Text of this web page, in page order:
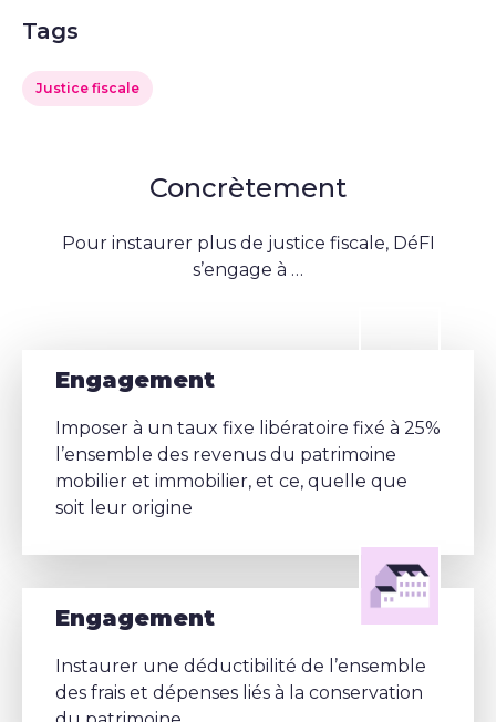
Tags
Justice fiscale
Concrètement
Pour instaurer plus de justice fiscale, DéFI
s’engage à …
Engagement
Imposer à un taux fixe libératoire fixé à 25%
l’ensemble des revenus du patrimoine
mobilier et immobilier, et ce, quelle que
soit leur origine
Engagement
Instaurer une déductibilité de l’ensemble
des frais et dépenses liés à la conservation